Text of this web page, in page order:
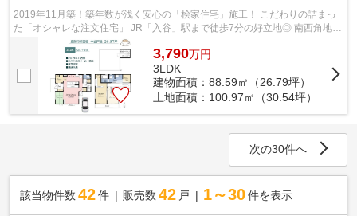
2019年11月築！築年数が浅く安心の「桧家住宅」施工！ こだわりの詰まっ
た「オシャレな注文住宅」 JR「入谷」駅まで徒歩7分の好立地◎ 南西角地！
3LDK＋WIC＋SIC＋ルーフバルコニー付き♪
3,790万円
3LDK
建物面積：88.59㎡（26.79坪）
土地面積：100.97㎡（30.54坪）
次の30件へ
該当物件数 42件 販売数 42 戸 1～30 件を表示